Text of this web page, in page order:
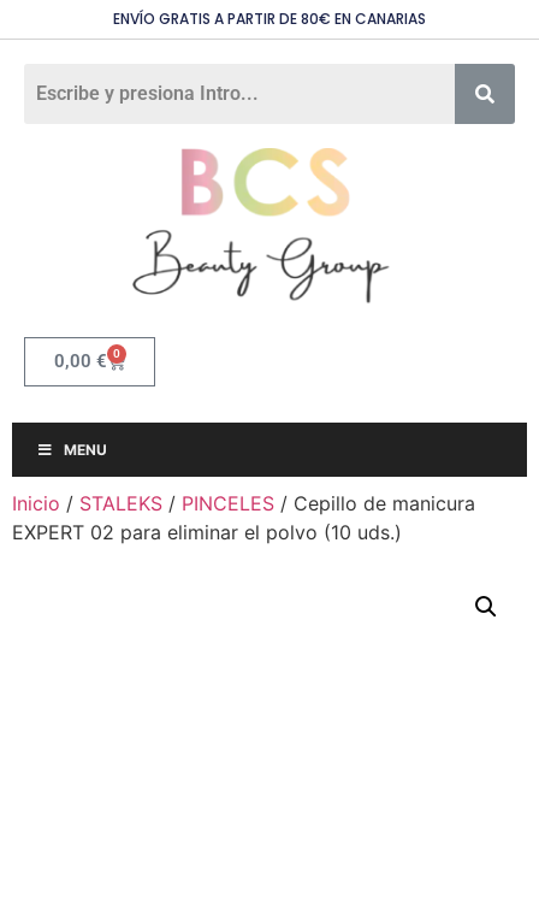
ENVÍO GRATIS A PARTIR DE 80€ EN CANARIAS
0,00 € 0
MENU
Inicio / STALEKS / PINCELES / Cepillo de manicura
EXPERT 02 para eliminar el polvo (10 uds.)